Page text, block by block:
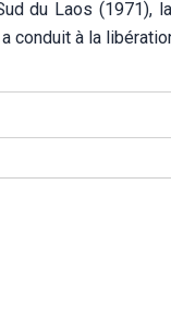
du Laos (1971),
conduit à la